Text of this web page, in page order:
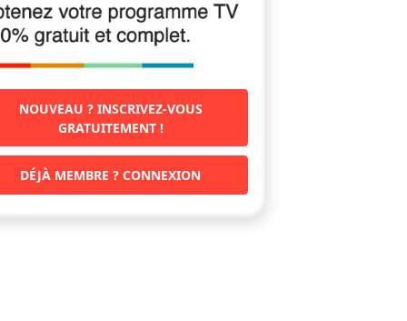
NOUVEAU ? INSCRIVEZ-VOUS
GRATUITEMENT !
DÉJÀ MEMBRE ? CONNEXION